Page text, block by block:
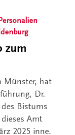
zum
Münster, hat
Dr.
Bistums
Amt
2025 inne.